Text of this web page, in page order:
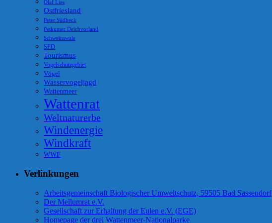
Olaf Lies
Ostfriesland
Peter Südbeck
Petkumer Deichvorland
Schweinswale
SPD
Tourismus
Vogelschutzgebiet
Vögel
Wasservogeljagd
Wattenmeer
Wattenrat
Weltnaturerbe
Windenergie
Windkraft
WWF
Verlinkungen
Arbeitsgemeinschaft Biologischer Umweltschutz, 59505 Bad Sassendorf
Der Mellumrat e.V.
Gesellschaft zur Erhaltung der Eulen e.V. (EGE)
Homepage der drei Wattenmeer-Nationalparke